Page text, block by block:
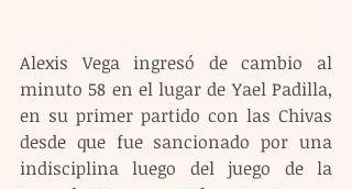
Alexis Vega ingresó de cambio al
minuto 58 en el lugar de Yael Padilla,
en su primer partido con las Chivas
desde que fue sancionado por una
indisciplina luego del juego de la